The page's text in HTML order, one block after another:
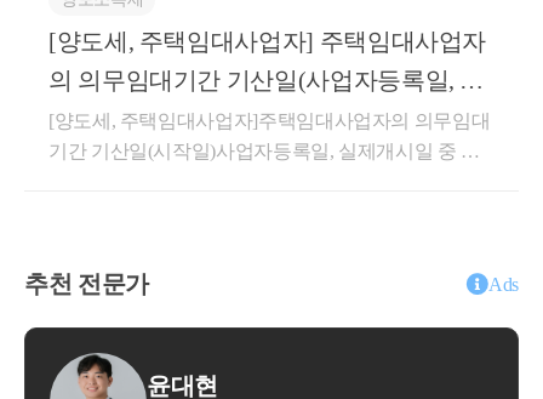
이 「소득세법 시행령」 제155조의3의 “직전임대차계
약”에 해당하는지 여부(제1안) 직전임대차계약에 해당
(제2안) 직전임대차계약에 해당하지 않음[회신내용]제
2안이 타당합니다.1. 사실관계○ ’21.06.26. 서울 마포구
A주택 취득 계약 체결(잔금일 : ’22.2.28.)○ ’21.09.11. 1
차 임대차계약 체결 - 임대기간 : ’22.2.28. ~ ’24.2.27., 임
900백만원○ ’26.2.27. A주택 양도 예정2. 질의내용○매
하고 주택 취득과 동시에 임대차 기간이 시작되어 실
중 구독회원 주문 건에 대한 배달비 상당액을 공제하
여 정산하는 경우, 해당 공제액은 용역 공급 조건에 따
치세법 제29조 제5항 제1호의 ‘매출에누리’에 해당하
여 질의법인의 부가가치세 과세표준에 포함하지 아니
함상세내용1. 사실관계○신청인은 ○○웹사이트 또는 모
서비스에 대한 대가로 판매회원으로부터 음식가격 대
매회원(음식점)이 선택한 제3자 배달업체가 음식을 배
[양도세, 주택임대사업자] 주택임대사업자
의 의무임대기간 기산일(사업자등록일, 실
제개시일 중 늦은 날)
[양도세, 주택임대사업자]주택임대사업자의 의무임대
기간 기산일(시작일)사업자등록일, 실제개시일 중 늦
적용받을 수 있습니다. 해당 세혜택을 받기 위해서는
의무임대기간을 충족해야 합니다.의무임대기간 판단
시 임대기간 기산일(시작일)부터 계산하므로 기산일
(시작일)을 파악하는 것이 아주 중요합니다. 단순히 사
업자등록일부터 기산하는 것이 아니기 때문에 잘못 판
추천 전문가 Ads